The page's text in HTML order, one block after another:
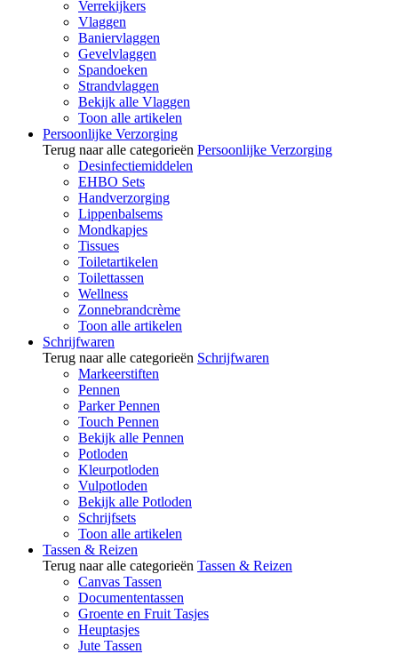
Verrekijkers
Vlaggen
Baniervlaggen
Gevelvlaggen
Spandoeken
Strandvlaggen
Bekijk alle Vlaggen
Toon alle artikelen
Persoonlijke Verzorging
Terug naar alle categorieën Persoonlijke Verzorging
Desinfectiemiddelen
EHBO Sets
Handverzorging
Lippenbalsems
Mondkapjes
Tissues
Toiletartikelen
Toilettassen
Wellness
Zonnebrandcrème
Toon alle artikelen
Schrijfwaren
Terug naar alle categorieën Schrijfwaren
Markeerstiften
Pennen
Parker Pennen
Touch Pennen
Bekijk alle Pennen
Potloden
Kleurpotloden
Vulpotloden
Bekijk alle Potloden
Schrijfsets
Toon alle artikelen
Tassen & Reizen
Terug naar alle categorieën Tassen & Reizen
Canvas Tassen
Documententassen
Groente en Fruit Tasjes
Heuptasjes
Jute Tassen